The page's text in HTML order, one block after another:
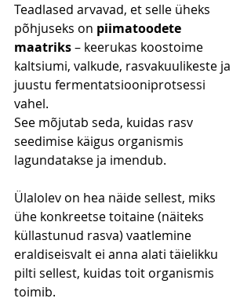
Teadlased arvavad, et selle üheks
põhjuseks on piimatoodete
maatriks – keerukas koostoime
kaltsiumi, valkude, rasvakuulikeste ja
juustu fermentatsiooniprotsessi
vahel.
See mõjutab seda, kuidas rasv
seedimise käigus organismis
lagundatakse ja imendub.
Ülalolev on hea näide sellest, miks
ühe konkreetse toitaine (näiteks
küllastunud rasva) vaatlemine
eraldiseisvalt ei anna alati täielikku
pilti sellest, kuidas toit organismis
toimib.